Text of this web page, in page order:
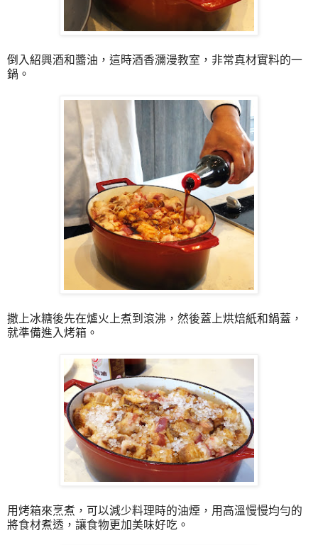
倒入紹興酒和醬油，這時酒香瀰漫教室，非常真材實料的一
鍋。
撒上冰糖後先在爐火上煮到滾沸，然後蓋上烘焙紙和鍋蓋，
就準備進入烤箱。
用烤箱來烹煮，可以減少料理時的油煙，用高溫慢慢均勻的
將食材煮透，讓食物更加美味好吃。